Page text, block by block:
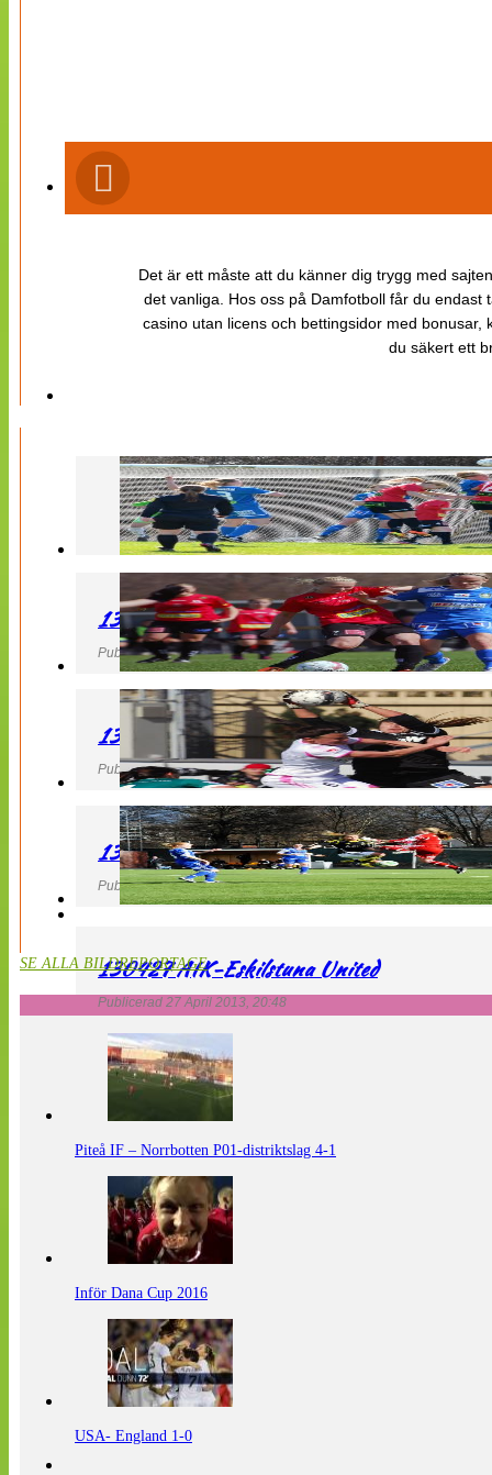
Det är ett måste att du känner dig trygg med
det vanliga. Hos oss på Damfotboll får du
casino utan licens och bettingsidor med
du säkert ett
130427 LB 07 – QBIK
Publicerad 27 April 2013, 22:40
130427 IF Limhamn Bunkeflo – QBIK
Publicerad 27 April 2013, 21:10
130427 LdB FC Malmö – Mallbackens IF
Publicerad 27 April 2013, 20:54
130427 AIK-Eskilstuna United
Publicerad 27 April 2013, 20:48
SE ALLA BILDREPORTAGE
Piteå IF – Norrbotten P01-distriktslag 4-1
Inför Dana Cup 2016
USA- England 1-0